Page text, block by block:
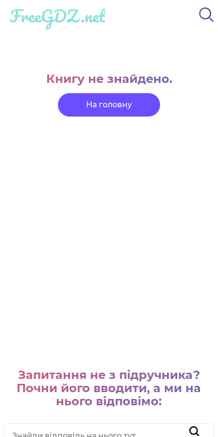
FreeGDZ.net
Книгу не знайдено.
На головну
Запитання не з підручника?
Почни його вводити, а ми на
нього відповімо: